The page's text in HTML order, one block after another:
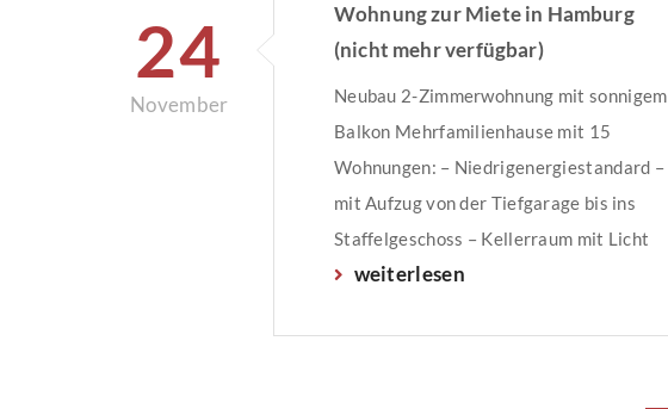
24
November
Wohnung zur Miete in Hamburg
(nicht mehr verfügbar)
Neubau 2-Zimmerwohnung mit sonnigem
Balkon Mehrfamilienhause mit 15
Wohnungen: – Niedrigenergiestandard –
mit Aufzug von der Tiefgarage bis ins
Staffelgeschoss – Kellerraum mit Licht
und Steckdose – mit Fernwärmeheizung
weiterlesen